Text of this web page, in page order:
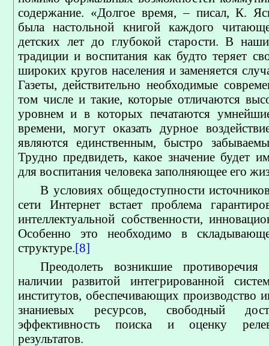
содержание. «Долгое время, – писал, К.
была настольной книгой каждого
детских лет до глубокой старости. В
традиции и воспитания как будто теряет
широких кругов населения и заменяется
Газеты, действительно необходимые
том числе и такие, которые отличаются
уровнем и в которых печатаются
времени, могут оказать дурное
являются единственным, быстро
Трудно предвидеть, какое значение будет
для воспитания человека заполняющее его
В условиях общедоступности
сети Интернет встает проблема
интеллектуальной собственности,
Особенно это необходимо в
структуре.[8]
Преодолеть возникшие
наличии развитой интегрированной
институтов, обеспечивающих производство
знаниевых ресурсов, свободный
эффективность поиска и оценку
результатов.